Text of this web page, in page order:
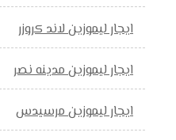
ايجار ليموزين لاند كروزر
ايجار ليموزين مدينه نصر
ايجار ليموزين مرسيدس